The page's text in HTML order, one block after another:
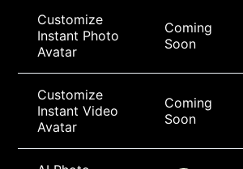
Customize
Instant Photo
Avatar
Coming
Soon
Customize
Instant Video
Avatar
Coming
Soon